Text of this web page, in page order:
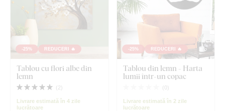
-25% REDUCERI 🔥
Tablou cu flori albe din
lemn
( 2)
Livrare estimată în 4 zile
lucrătoare
-25% REDUCERI 🔥
Tablou din lemn - Harta
lumii într-un copac
( 0)
Livrare estimată în 2 zile
lucrătoare